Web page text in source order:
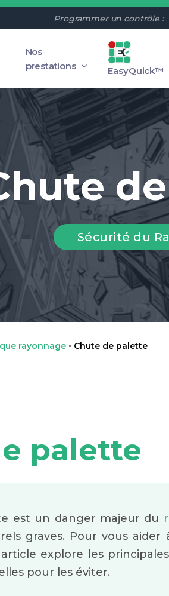
Programmer un contrôle :
Nos
prestations
EasyQuick™
Sécurité du
rayonnage • Chute de palette
palette
est un danger majeur du
graves. Pour vous
explore les
pour les éviter.